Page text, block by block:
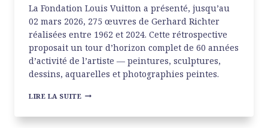
La Fondation Louis Vuitton a présenté, jusqu’au
02 mars 2026, 275 œuvres de Gerhard Richter
réalisées entre 1962 et 2024. Cette rétrospective
proposait un tour d’horizon complet de 60 années
d’activité de l’artiste — peintures, sculptures,
dessins, aquarelles et photographies peintes.
LIRE LA SUITE GERHARD